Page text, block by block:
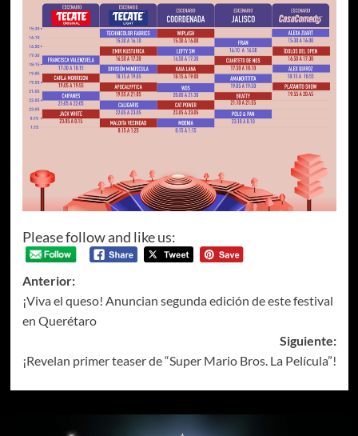
Please follow and like us:
Anterior:
¡Viva el queso! Anuncian segunda edición de este festival
en Querétaro
Siguiente:
¡Revelan primer teaser de “Super Mario Bros. La Película”!